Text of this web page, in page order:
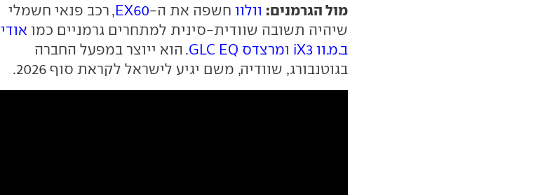
מול הגרמנים: וולוו חשפה את ה-EX60, רכב פנאי חשמלי
שיהיה תשובה שוודית-סינית למתחרים גרמניים כמו אודי Q6
ב.מ.וו iX3
ומרצדס GLC EQ
. הוא ייוצר במפעל החברה
בגוטנבורג, שוודיה, משם יגיע לישראל לקראת סוף 2026.